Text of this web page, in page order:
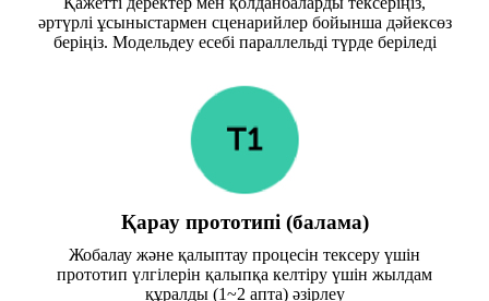
әртүрлі ұсыныстармен сценарийлер бойынша дәйексөз
беріңіз. Модельдеу есебі параллельді түрде беріледі
Қарау прототипі (балама)
Жобалау және қалыптау процесін тексеру үшін
прототип үлгілерін қалыпқа келтіру үшін жылдам
құралды (1~2 апта) әзірлеу